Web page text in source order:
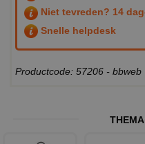
Niet tevreden? 14
Snelle helpdesk
Productcode: 57206 - bbweb